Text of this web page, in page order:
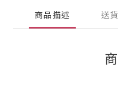
商品描述 送